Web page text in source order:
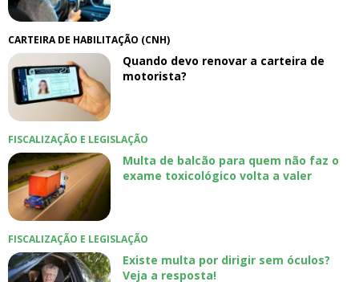
CARTEIRA DE HABILITAÇÃO (CNH)
Quando devo renovar a carteira de
motorista?
FISCALIZAÇÃO E LEGISLAÇÃO
Multa de balcão para quem não faz o
exame toxicológico volta a valer
FISCALIZAÇÃO E LEGISLAÇÃO
Existe multa por dirigir sem óculos?
Veja a resposta!